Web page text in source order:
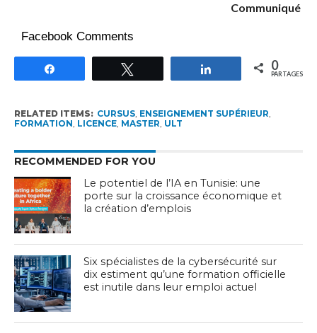
Communiqué
Facebook Comments
Partagez 0
PARTAGES
RELATED ITEMS: CURSUS, ENSEIGNEMENT SUPÉRIEUR,
FORMATION, LICENCE, MASTER, ULT
RECOMMENDED FOR YOU
Le potentiel de l’IA en Tunisie: une
porte sur la croissance économique et
la création d’emplois
Six spécialistes de la cybersécurité sur
dix estiment qu’une formation officielle
est inutile dans leur emploi actuel